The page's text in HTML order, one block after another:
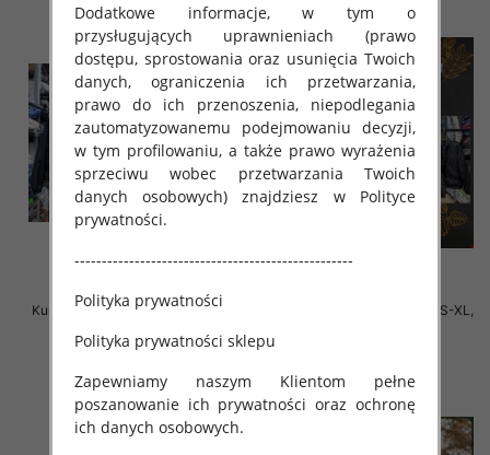
Kurtki damskie cienki Roz S-XL, 1
szczegóły
Kurtki damskie zimowe Roz S-XL,
szczegóły
Dodatkowe informacje, w tym o
przysługujących uprawnieniach (prawo
dostępu, sprostowania oraz usunięcia Twoich
danych, ograniczenia ich przetwarzania,
prawo do ich przenoszenia, niepodlegania
zautomatyzowanemu podejmowaniu decyzji,
w tym profilowaniu, a także prawo wyrażenia
sprzeciwu wobec przetwarzania Twoich
danych osobowych) znajdziesz w Polityce
prywatności.
---------------------------------------------------
Polityka prywatności
Polityka prywatności sklepu
Zapewniamy naszym Klientom pełne
poszanowanie ich prywatności oraz ochronę
ich danych osobowych.